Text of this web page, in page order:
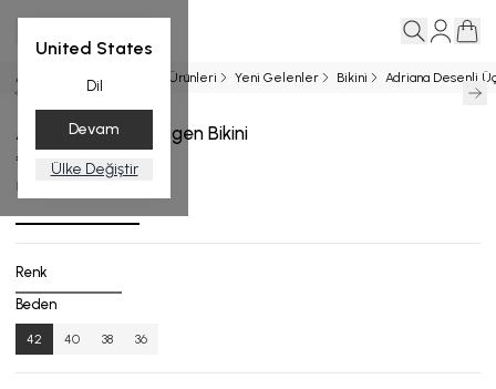
United States
Dil
Devam
Ülke Değiştir
Ana Sayfa Entegrasyon Ürünleri Yeni Gelenler Bikini Adriana Desenli
Adriana Desenli Üçgen Bikini
₺ 10,999.00
B.1035-26_R133_42
Renk
Beden
42 40 38 36